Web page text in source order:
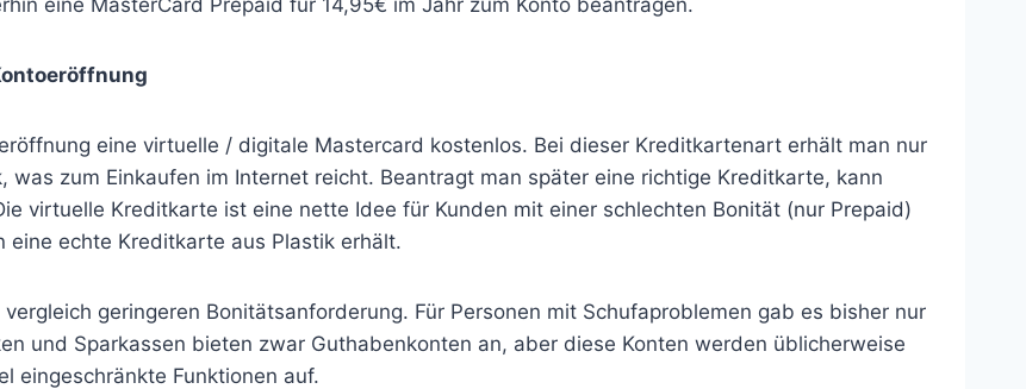
eine MasterCard Prepaid für 14,95€ im Jahr zum Konto beantragen.
eine virtuelle / digitale Mastercard kostenlos. Bei dieser Kreditkartenart erhält man nur
zum Einkaufen im Internet reicht. Beantragt man später eine richtige Kreditkarte, kann
virtuelle Kreditkarte ist eine nette Idee für Kunden mit einer schlechten Bonität (nur Prepaid)
echte Kreditkarte aus Plastik erhält.
geringeren Bonitätsanforderung. Für Personen mit Schufaproblemen gab es bisher nur
und Sparkassen bieten zwar Guthabenkonten an, aber diese Konten werden üblicherweise
eingeschränkte Funktionen auf.